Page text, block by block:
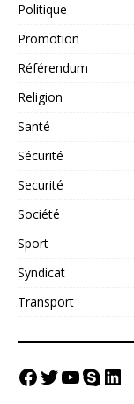
Politique
Promotion
Référendum
Religion
Santé
Sécurité
Securité
Société
Sport
Syndicat
Transport